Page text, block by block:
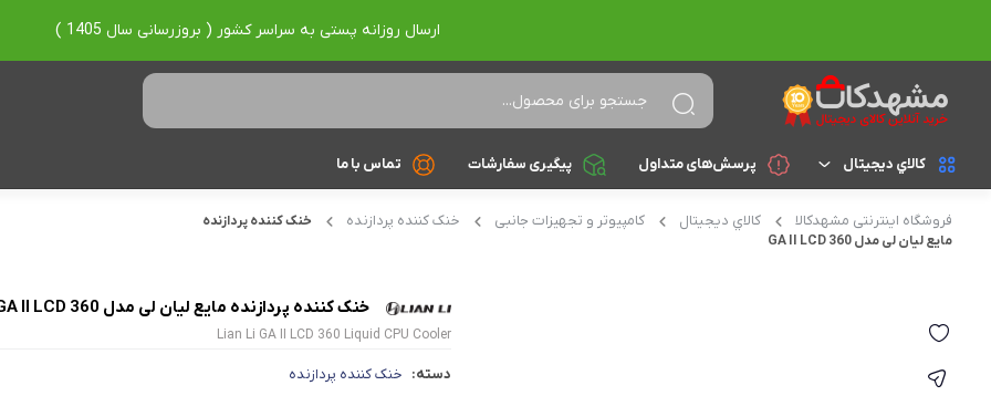
ارسال روزانه پستی به سراسر کشور ( بروزرسانی سال 1405 )
کالاي ديجيتال
لپ تاپ براساس cpu
براساس
پرسش‌های متداول پیگیری سفارشات تماس با ما
فروشگاه اینترنتی مشهدکالا کالاي ديجيتال کامپیوتر و تجهیزات جانبی خنک کننده پردازنده
خنک کننده پردازنده
مایع لیان لی مدل GA II LCD 360
خنک کننده پردازنده مایع لیان لی مدل GA II LCD 360
Lian Li GA II LCD 360 Liquid CPU Cooler
دسته: خنک کننده پردازنده